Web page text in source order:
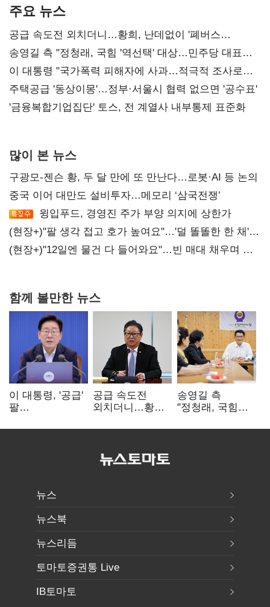
주요 뉴스
공급 속도전 외치더니…황희, 난데없이 '폐버스
리모델링' 제안
송영길 측 "정청래, 국힘 '역선택' 대상…민주당 대표로
총선 지휘 못해"
이 대통령 "국가폭력 피해자에 사과…적극적 조사로
진실 밝혀야"
주택공급 '동상이몽'…정부·서울시 협력 없으면 '공수표'
'금융복합기업집단' 토스, 전 계열사 내부통제 표준화
많이 본 뉴스
구광모-젠슨 황, 두 달 만에 또 만난다…로봇·AI 등 논의
중국 이어 대만도 설비투자…메모리 ‘삼국전쟁’
윙입푸드, 경영진 주가 부양 의지에 상한가
(현장+)"팔 생각 접고 호가 높여요"…'덜 똘똘한 한 채'
20억 키맞추기
(현장+)"12일엔 물건 다 들어와요"…빈 매대 채우며 문
함께 볼만한 뉴스
이 대통령, '공급'
팔
여 내부선
공급 속도전
외치더니…황희,
리모델링' 제안
송영길 측
"정청래, 국힘
민주당 대표로
뉴스
뉴스북
뉴스리듬
토마토증권통 Live
IB토마토